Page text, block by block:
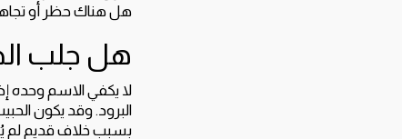
هل هناك حظر أو
هل جلب
لا يكفي الاسم وحده
البرود. وقد يكون
بسبب خلاف قديم لم